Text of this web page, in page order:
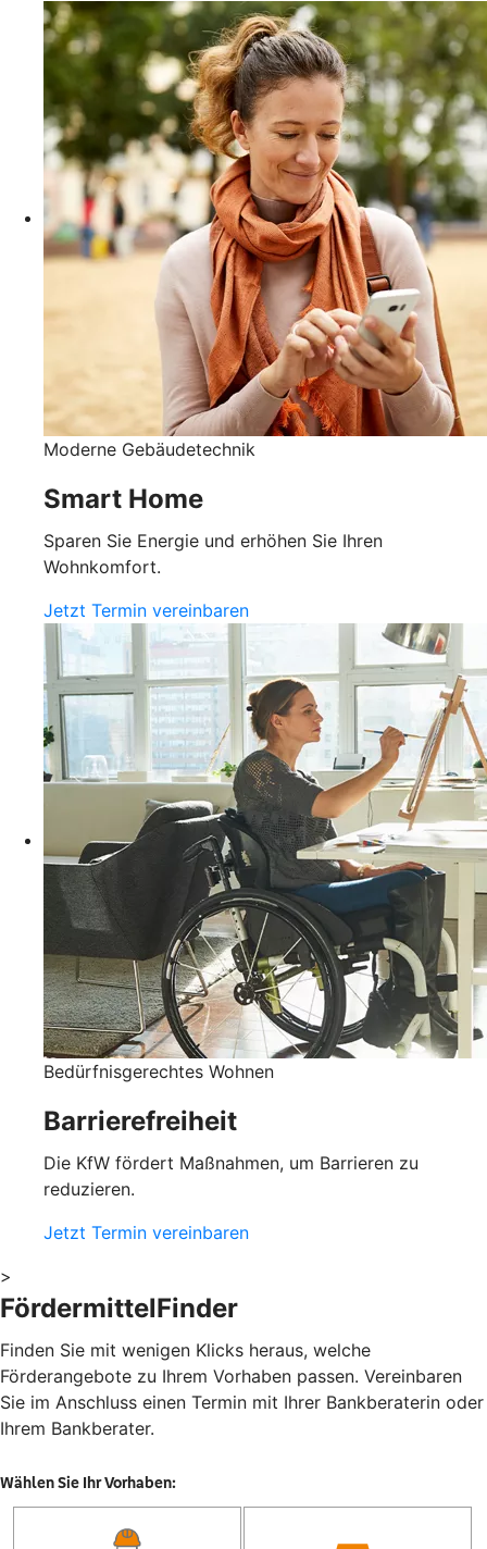
Moderne Gebäudetechnik
Smart Home
Sparen Sie Energie und erhöhen Sie Ihren
Wohnkomfort.
Jetzt Termin vereinbaren
Bedürfnisgerechtes Wohnen
Barrierefreiheit
Die KfW fördert Maßnahmen, um Barrieren zu
reduzieren.
Jetzt Termin vereinbaren
>
FördermittelFinder
Finden Sie mit wenigen Klicks heraus, welche
Förderangebote zu Ihrem Vorhaben passen. Vereinbaren
Sie im Anschluss einen Termin mit Ihrer Bankberaterin oder
Ihrem Bankberater.